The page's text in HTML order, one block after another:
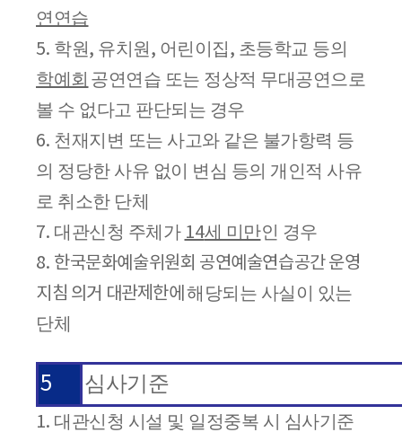
연연습
5. 학원, 유치원 , 어린이집, 초등학교 등의
학예회 공연연습 또는 정상적 무대공연으로
볼 수 없다고 판단되는 경우
6. 천재지변 또는 사고와 같은 불가항력 등
의 정당한 사유 없이 변심 등의 개인적 사유
로 취소한 단체
7. 대관신청 주체가 14세 미만인 경우
8. 한국문화예술위원회 공연예술연습공간 운영
지침 의거 대관제한에 해당되는 사실이 있는
단체
5 심사기준
1. 대관신청 시설 및 일정중복 시 심사기준